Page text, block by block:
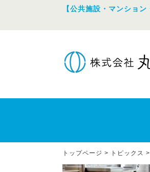
【公共施設・マンショ
トップページ > トピックス >